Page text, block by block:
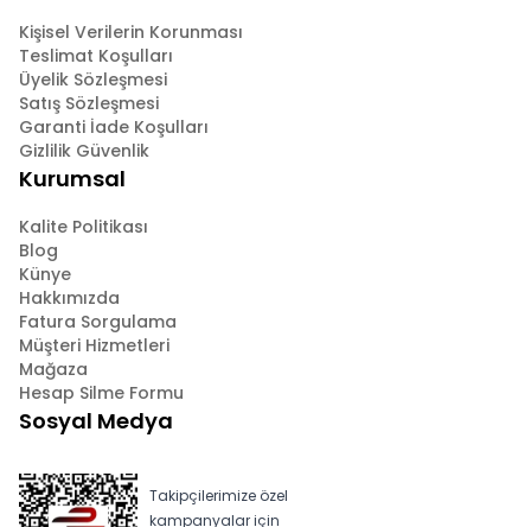
Kişisel Verilerin Korunması
Teslimat Koşulları
Üyelik Sözleşmesi
Satış Sözleşmesi
Garanti İade Koşulları
Gizlilik Güvenlik
Kurumsal
Kalite Politikası
Blog
Künye
Hakkımızda
Fatura Sorgulama
Müşteri Hizmetleri
Mağaza
Hesap Silme Formu
Sosyal Medya
Takipçilerimize özel
kampanyalar için